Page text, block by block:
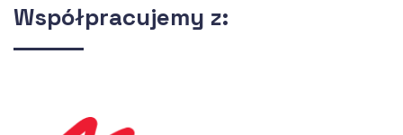
Współpracujemy z: